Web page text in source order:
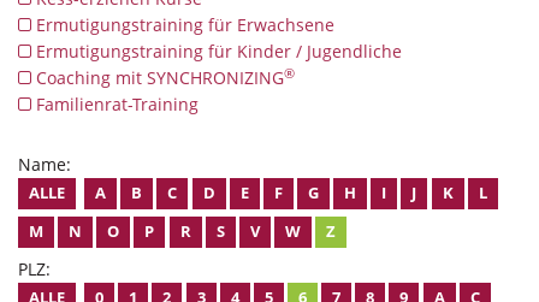
Ermutigungstraining für Erwachsene
Ermutigungstraining für Kinder / Jugendliche
Coaching mit SYNCHRONIZING®
Familienrat-Training
Name:
ALLE A B C D E F G H I J K
L
M
N O P R S V W Z
PLZ:
ALLE 0 1 2 3 4 5 6 7 8 9 A
C